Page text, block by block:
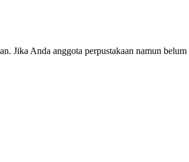
Jika Anda anggota perpustakaan namun